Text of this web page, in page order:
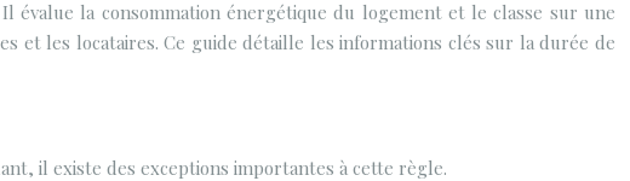
évalue la consommation énergétique du logement et le classe sur une
et les locataires. Ce guide détaille les informations clés sur la durée de
il existe des exceptions importantes à cette règle.